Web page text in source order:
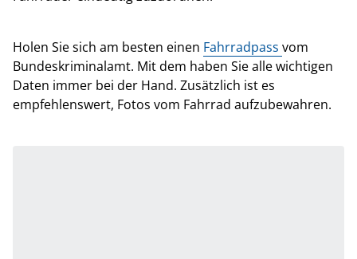
Holen Sie sich am besten einen Fahrradpass vom
Bundeskriminalamt. Mit dem haben Sie alle wichtigen
Daten immer bei der Hand. Zusätzlich ist es
empfehlenswert, Fotos vom Fahrrad aufzubewahren.